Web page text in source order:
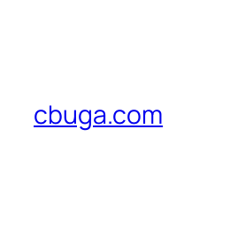
cbuga.com